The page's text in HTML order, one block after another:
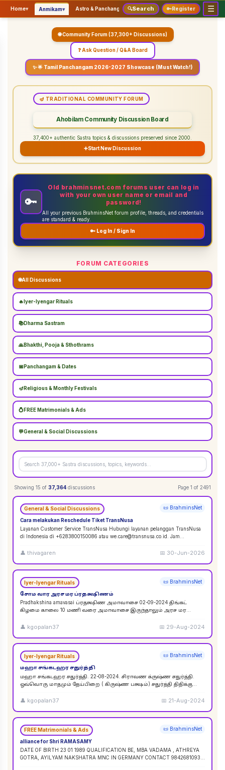
Home▾ Anmikam▾ Astro & Panchangam▾ Vaidhikam & Sastram▾
🔍Search 🔑Register ☰
🌐 Community Forum (37,300+ Discussions)
❓ Ask Question / Q&A Board
✨ 🌟 Tamil Panchangam 2026-2027 Showcase (Must Watch!)
🪔 TRADITIONAL COMMUNITY FORUM
Ahobilam Community Discussion Board
37,400+ authentic Sastra topics & discussions preserved since 2000.
➕Start New Discussion
🔑
Old brahminsnet.com forums user can log in
with your own user name or email and
password!
All your previous BrahminsNet forum profile, threads, and credentials
are standard & ready.
🔑 Log In / Sign In
FORUM CATEGORIES
🌐All Discussions
🔥 Iyer-Iyengar Rituals
📚Dharma Sastram
🙏Bhakthi, Pooja & Sthothrams
📅 Panchangam & Dates
🪔 Religious & Monthly Festivals
💍 FREE Matrimonials & Ads
💬General & Social Discussions
Showing 15 of 37,364 discussions Page 1 of 2491
General & Social Discussions 📜 BrahminsNet
Cara melakukan Reschedule Tiket TransNusa
Layanan Customer Service TransNusa Hubungi layanan pelanggan TransNusa
di Indonesia di +6283800150086 atau we.care@transnusa.co.id. Jam
👤 thivagaren 📅 30-Jun-2026
Iyer-Iyengar Rituals 📜 BrahminsNet
சோம வார அரச மர ப்ரதக்ஷிணம்
Pradhakshina amavasai ப்ரதக்ஷிண அமாவாசை 02-09-2024 திங்கட்
கிழமை காலை 10 மணி வரை அமாவாசை இருந்தாலும் அரச மர
👤 kgopalan37 📅 29-Aug-2024
Iyer-Iyengar Rituals 📜 BrahminsNet
மஹா சங்கடஹர சதுர்த்தி
மஹா சங்கடஹர சதுர்த்தி. 22-08-2024. சிராவண க்ருஷ்ண சதுர்த்தி.
ஒவ்வொரு மாதமும் தேய்பிறை ( கிருஷ்ண பக்ஷம்) சதுர்த்தி திதிக்கு
👤 kgopalan37 📅 21-Aug-2024
FREE Matrimonials & Ads 📜 BrahminsNet
alliance for Shri RAMASAMY
DATE OF BIRTH 23 01 1989 QUALIFICATION BE, MBA VADAMA , ATHREYA
GOTRA, AYILYAM NAKSHATRA MNC IN GERMANY CONTACT 9842681093 /